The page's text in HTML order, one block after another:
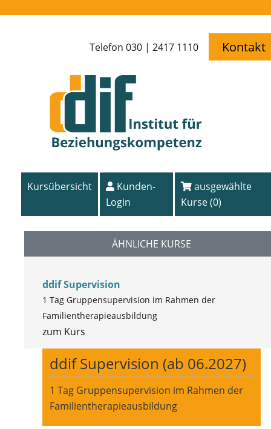
Telefon 030 | 2417 1110 Kontakt
Kursübersicht
Kunden-
Login
ausgewählte
Kurse (0)
ÄHNLICHE KURSE
ddif Supervision
1 Tag Gruppensupervision im Rahmen der
Familientherapieausbildung
zum Kurs
ddif Supervision (ab 06.2027)
1 Tag Gruppensupervision im Rahmen der
Familientherapieausbildung